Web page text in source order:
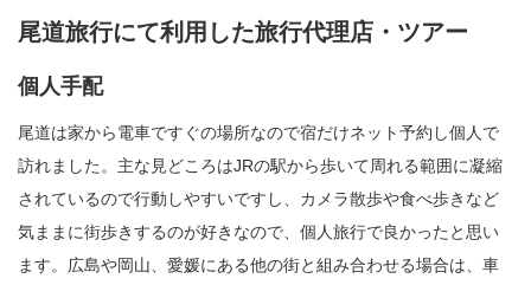
尾道旅行にて利用した旅行代理店・ツアー
個人手配
尾道は家から電車ですぐの場所なので宿だけネット予約し個人で
訪れました。主な見どころはJRの駅から歩いて周れる範囲に凝縮
されているので行動しやすいですし、カメラ散歩や食べ歩きなど
気ままに街歩きするのが好きなので、個人旅行で良かったと思い
ます。広島や岡山、愛媛にある他の街と組み合わせる場合は、車